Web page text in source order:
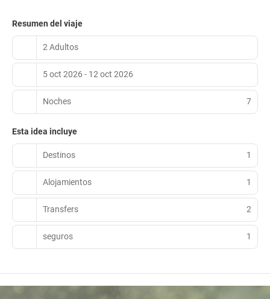
Resumen del viaje
2 Adultos
5 oct 2026 - 12 oct 2026
Noches 7
Esta idea incluye
Destinos 1
Alojamientos 1
Transfers 2
seguros 1